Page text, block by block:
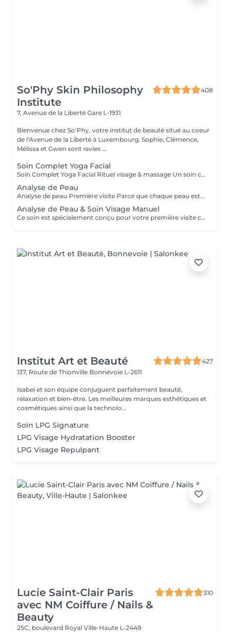
So'Phy Skin Philosophy
Institute
408
7, Avenue de la Liberté Gare L-1931
Bienvenue chez So'Phy, votre institut de beauté situé au coeur
de l'Avenue de la Liberté à Luxembourg. Sophie, Clémence,
Mélissa et Gwen sont ravies ...
Soin Complet Yoga Facial
Soin Complet Yoga Facial Rituel visage & massage Un soin complet qui associe les étapes essentielles d'un soin du visage à la puissance du Massage Yoga Facial. Après un nettoyage en profondeur, une exfoliation et un travail ciblé de la peau, le massage vient stimuler les muscles, relancer les circulations et relâcher les tensions du visage. Ce rituel se poursuit par l'application de soins adaptés afin d'hydrater, rééquilibrer et révéler l'éclat naturel de votre peau. Le visage paraît plus lisse, plus lumineux et naturellement redessiné. Un soin idéal pour celles et ceux qui souhaitent allier efficacité, relaxation et résultats visibles. Comme chaque soin chez So'Phy, le protocole est adapté en fonction des besoins de votre peau.
Analyse de Peau
Analyse de peau Première visite Parce que chaque peau est unique, toute première visite commence par une analyse approfondie. Ce diagnostic permet de comprendre l'état de votre peau, ses besoins réels et les déséquilibres éventuels, afin d'adapter votre soin de manière précise et personnalisée. À l'aide d'un appareil de diagnostic et de l'expertise de votre Skin Coach, nous prenons le temps d'observer, d'échanger et de vous guider vers les solutions les plus adaptées. Ce premier rendez-vous est une étape essentielle pour vous offrir des soins réellement efficaces et des résultats durables.
Analyse de Peau & Soin Visage Manuel
Ce soin est spécialement conçu pour votre première visite chez So’Phy. Il débute par une analyse approfondie de votre peau afin de comprendre ses besoins réels et d’identifier les déséquilibres éventuels. Le soin du visage est ensuite entièrement personnalisé et réalisé exclusivement avec des techniques manuelles, adaptées à votre peau et aux résultats souhaités. Chaque étape est pensée pour rééquilibrer la peau, relancer les fonctions naturelles et offrir un moment de détente profonde. Ce premier rendez-vous vous permet de bénéficier d’un soin ciblé, de conseils personnalisés et d’une prise en charge complète.
Institut Art et Beauté
427
137, Route de Thionville Bonnevoie L-2611
Isabel et son équipe conjuguent parfaitement beauté,
relaxation et bien-être. Les meilleures marques esthétiques et
cosmétiques ainsi que la technolo...
Soin LPG Signature
LPG Visage Hydratation Booster
LPG Visage Repulpant
Lucie Saint-Clair Paris
avec NM Coiffure / Nails &
Beauty
310
25C, boulevard Royal Ville-Haute L-2449